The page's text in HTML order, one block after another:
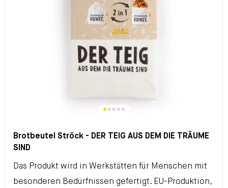
Brotbeutel Ströck - DER TEIG AUS DEM DIE TRÄUME
SIND
Das Produkt wird in Werkstätten für Menschen mit
besonderen Bedürfnissen gefertigt. EU-Produktion,